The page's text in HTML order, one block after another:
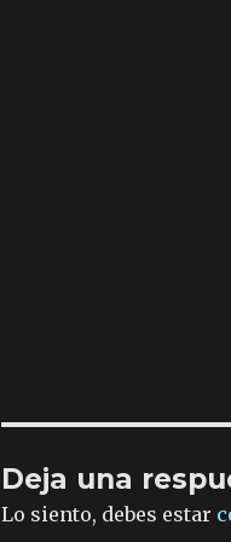
Deja una
Lo siento, debes estar